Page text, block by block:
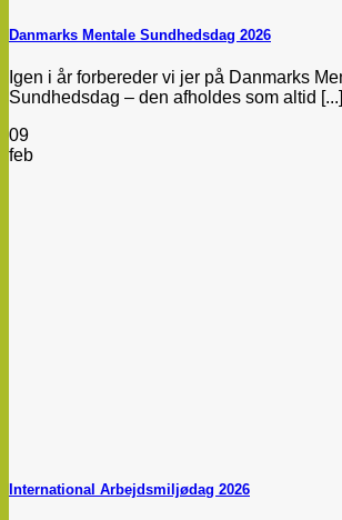
Danmarks Mentale Sundhedsdag 2026
Igen i år forbereder vi jer på Danmarks
Sundhedsdag – den afholdes som altid [...]
09
feb
International Arbejdsmiljødag 2026